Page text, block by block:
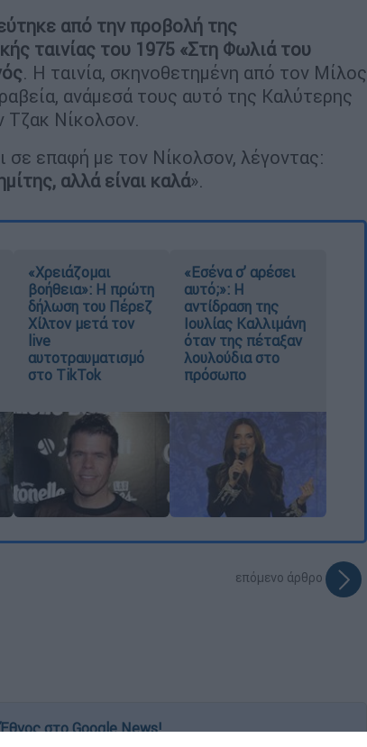
από την προβολή της
ταινίας του 1975 «Στη Φωλιά του
. Η ταινία, σκηνοθετημένη από τον Μίλος
ανάμεσά τους αυτό της Καλύτερης
Τζακ Νίκολσον.
επαφή με τον Νίκολσον, λέγοντας:
αλλά είναι καλά».
«Χρειάζομαι
βοήθεια»: Η πρώτη
δήλωση του Πέρεζ
Χίλτον μετά τον
live
αυτοτραυματισμό
στο TikTok
«Εσένα σ’ αρέσει
αυτό;»: Η
αντίδραση της
Ιουλίας Καλλιμάνη
όταν της πέταξαν
λουλούδια στο
πρόσωπο
επόμενο άρθρο
στο Google News!